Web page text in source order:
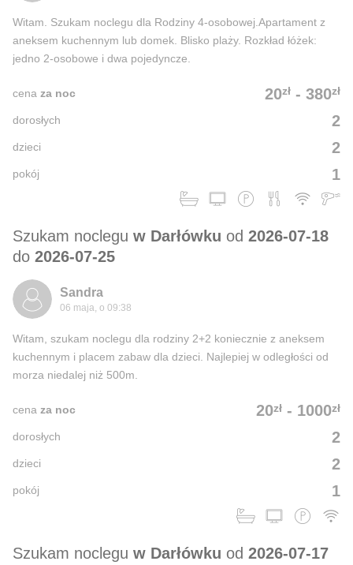
Witam. Szukam noclegu dla Rodziny 4-osobowej.Apartament z
aneksem kuchennym lub domek. Blisko plaży. Rozkład łóżek:
jedno 2-osobowe i dwa pojedyncze.
20zł - 380zł
cena za noc
2
dorosłych
2
dzieci
1
pokój
Szukam noclegu w Darłówku od 2026-07-18
do 2026-07-25
Sandra
06 maja, o 09:38
Witam, szukam noclegu dla rodziny 2+2 koniecznie z aneksem
kuchennym i placem zabaw dla dzieci. Najlepiej w odległości od
morza niedalej niż 500m.
20zł - 1000zł
cena za noc
2
dorosłych
2
dzieci
1
pokój
Szukam noclegu w Darłówku od 2026-07-17